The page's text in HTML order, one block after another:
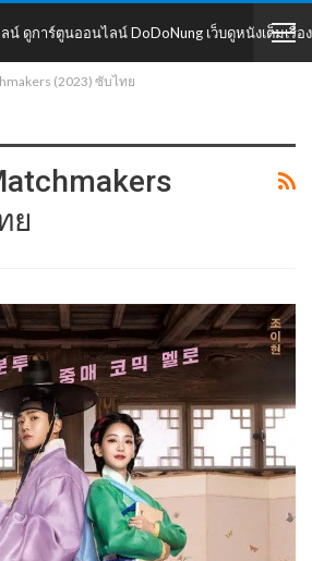
ดูการ์ตูนออนไลน์ DoDoNung เว็บดูหนังเต็มเรื่อง
(2023) ซับไทย
ย